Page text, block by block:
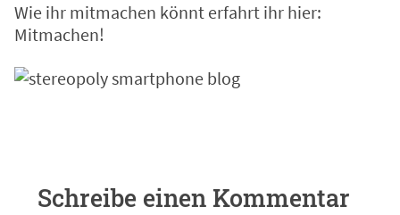
Wie ihr mitmachen könnt erfahrt ihr hier:
Mitmachen!
Schreibe einen Kommentar